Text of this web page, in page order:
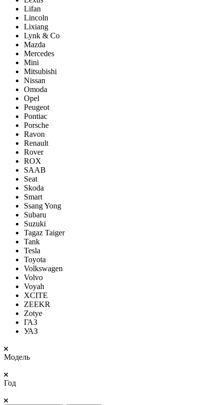
Lifan
Lincoln
Lixiang
Lynk & Co
Mazda
Mercedes
Mini
Mitsubishi
Nissan
Omoda
Opel
Peugeot
Pontiac
Porsсhe
Ravon
Renault
Rover
ROX
SAAB
Seat
Skoda
Smart
Ssang Yong
Subaru
Suzuki
Tagaz Taiger
Tank
Tesla
Toyota
Volkswagen
Volvo
Voyah
XCITE
ZEEKR
Zotye
ГАЗ
УАЗ
Модель
Год